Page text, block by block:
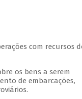
com recursos
os bens a serem
de embarcações,